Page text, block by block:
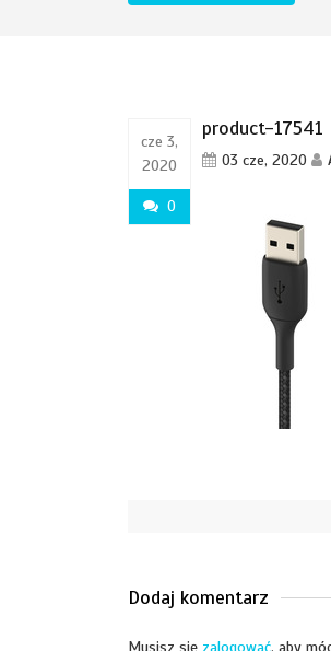
cze 3,
2020
0
product-17541
03 cze, 2020
Dodaj komentarz
Musisz się zalogować, aby